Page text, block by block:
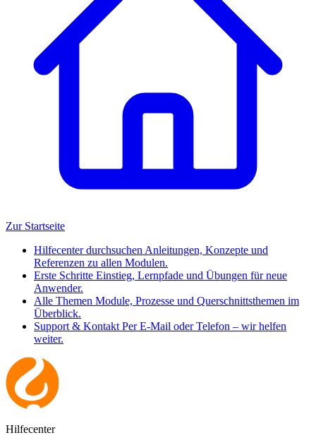
Zur Startseite
Hilfecenter durchsuchen Anleitungen, Konzepte und
Referenzen zu allen Modulen.
Erste Schritte Einstieg, Lernpfade und Übungen für neue
Anwender.
Alle Themen Module, Prozesse und Querschnittsthemen im
Überblick.
Support & Kontakt Per E-Mail oder Telefon – wir helfen
weiter.
Hilfecenter